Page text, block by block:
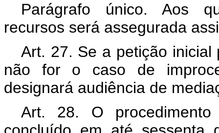
Parágrafo único. Aos
recursos será assegurada
Art. 27. Se a petição inicial
não for o caso de
designará audiência de
Art. 28. O